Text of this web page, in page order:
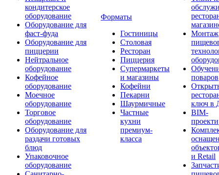
кондитерское
оборудование
Оборудование для
фаст-фуда
Оборудование для
пиццерии
Нейтральное
оборудование
Кофейное
оборудование
Моечное
оборудование
Торговое
оборудование
Оборудование для
раздачи готовых
блюд
Упаковочное
оборудование
Форматы
Гостиницы
Столовая
Ресторан
Пиццерия
Супермаркеты
и магазины
Кофейни
Пекарни
Шаурмичные
Частные
кухни
премиум-
класса
Монтаж
поваров
ключ в
BIM-
и Retail